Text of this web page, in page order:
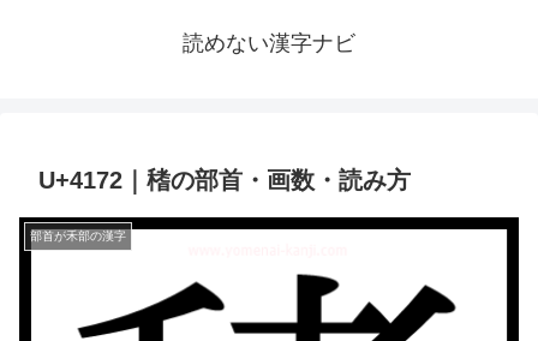
読めない漢字ナビ
U+4172｜䅲の部首・画数・読み方
部首が禾部の漢字